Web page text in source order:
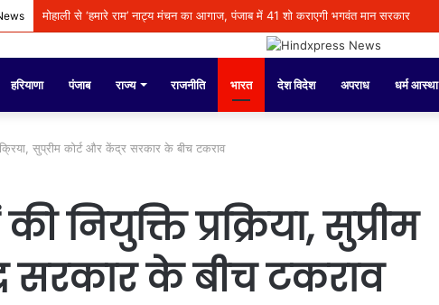
मोहाली से ‘हमारे राम’ नाट्य मंचन का आगाज, पंजाब में 41 शो कराएगी भगवंत मान सरकार
हरियाणा पंजाब राज्य राजनीति भारत देश विदेश अपराध धर्म आस्था
सुप्रीम कोर्ट और केंद्र सरकार के बीच टकराव
नियुक्ति प्रक्रिया, सुप्रीम
सरकार के बीच टकराव